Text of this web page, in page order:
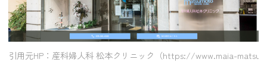
引用元HP：産科婦人科 松本クリニック（https://www.maia-